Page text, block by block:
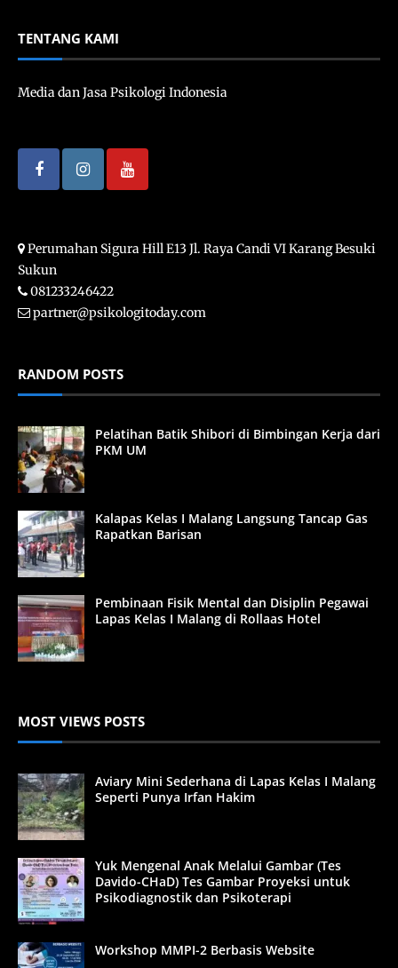
TENTANG KAMI
Media dan Jasa Psikologi Indonesia
Perumahan Sigura Hill E13 Jl. Raya Candi VI Karang Besuki
Sukun
081233246422
partner@psikologitoday.com
RANDOM POSTS
Pelatihan Batik Shibori di Bimbingan Kerja dari
PKM UM
Kalapas Kelas I Malang Langsung Tancap Gas
Rapatkan Barisan
Pembinaan Fisik Mental dan Disiplin Pegawai
Lapas Kelas I Malang di Rollaas Hotel
MOST VIEWS POSTS
Aviary Mini Sederhana di Lapas Kelas I Malang
Seperti Punya Irfan Hakim
Yuk Mengenal Anak Melalui Gambar (Tes
Davido-CHaD) Tes Gambar Proyeksi untuk
Psikodiagnostik dan Psikoterapi
Workshop MMPI-2 Berbasis Website